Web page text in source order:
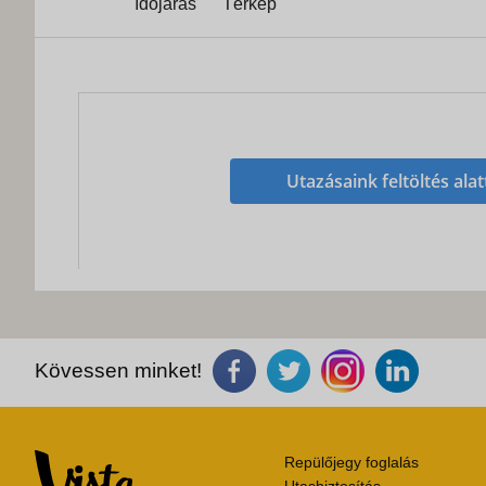
Időjárás Térkép
Utazásaink feltöltés
Kövessen minket!
Repülőjegy foglalás